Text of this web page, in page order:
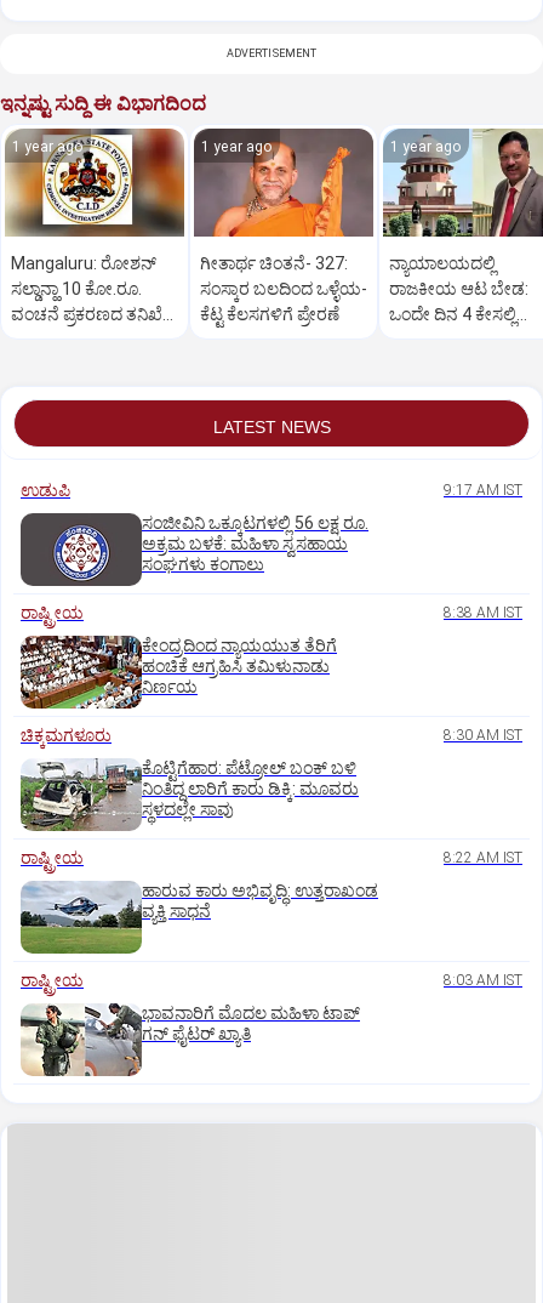
ADVERTISEMENT
ಇನ್ನಷ್ಟು ಸುದ್ದಿ ಈ ವಿಭಾಗದಿಂದ
1 year ago
Mangaluru: ರೋಶನ್‌
ಸಲ್ಡಾನ್ಹಾ 10 ಕೋ.ರೂ.
ವಂಚನೆ ಪ್ರಕರಣದ ತನಿಖೆ
1 year ago
ಗೀತಾರ್ಥ ಚಿಂತನೆ- 327:
ಸಂಸ್ಕಾರ ಬಲದಿಂದ ಒಳ್ಳೆಯ-
ಕೆಟ್ಟ ಕೆಲಸಗಳಿಗೆ ಪ್ರೇರಣೆ
1 year ago
ನ್ಯಾಯಾಲಯದಲ್ಲಿ
ರಾಜಕೀಯ ಆಟ ಬೇಡ:
ಒಂದೇ ದಿನ 4 ಕೇಸಲ್ಲಿ
LATEST NEWS
ಉಡುಪಿ 9:17 AM IST
ಸಂಜೀವಿನಿ ಒಕ್ಕೂಟಗಳಲ್ಲಿ 56 ಲಕ್ಷ ರೂ.
ಅಕ್ರಮ ಬಳಕೆ: ಮಹಿಳಾ ಸ್ವಸಹಾಯ
ಸಂಘಗಳು ಕಂಗಾಲು
ರಾಷ್ಟ್ರೀಯ 8:38 AM IST
ಕೇಂದ್ರದಿಂದ ನ್ಯಾಯಯುತ ತೆರಿಗೆ
ಹಂಚಿಕೆ ಆಗ್ರಹಿಸಿ ತಮಿಳುನಾಡು
ನಿರ್ಣಯ
ಚಿಕ್ಕಮಗಳೂರು 8:30 AM IST
ಕೊಟ್ಟಿಗೆಹಾರ: ಪೆಟ್ರೋಲ್ ಬಂಕ್ ಬಳಿ
ನಿಂತಿದ್ದ ಲಾರಿಗೆ ಕಾರು ಡಿಕ್ಕಿ: ಮೂವರು
ಸ್ಥಳದಲ್ಲೇ ಸಾವು
ರಾಷ್ಟ್ರೀಯ 8:22 AM IST
ಹಾರುವ ಕಾರು ಅಭಿವೃದ್ಧಿ: ಉತ್ತರಾಖಂಡ
ವ್ಯಕ್ತಿ ಸಾಧನೆ
ರಾಷ್ಟ್ರೀಯ 8:03 AM IST
ಭಾವನಾರಿಗೆ ಮೊದಲ ಮಹಿಳಾ ಟಾಪ್‌
ಗನ್‌ ಫೈಟರ್‌ ಖ್ಯಾತಿ